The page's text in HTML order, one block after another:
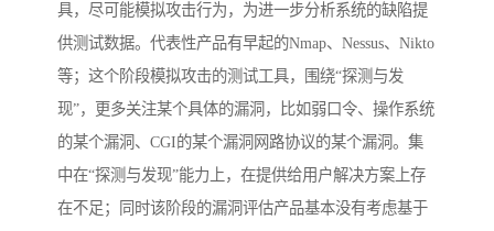
具，尽可能模拟攻击行为，为进一步分析系统的缺陷提
供测试数据。代表性产品有早起的Nmap、Nessus、Nikto
等；这个阶段模拟攻击的测试工具，围绕“探测与发
现”，更多关注某个具体的漏洞，比如弱口令、操作系统
的某个漏洞、CGI的某个漏洞网路协议的某个漏洞。集
中在“探测与发现”能力上，在提供给用户解决方案上存
在不足；同时该阶段的漏洞评估产品基本没有考虑基于